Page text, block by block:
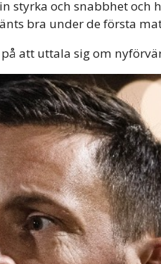
styrka och snabbhet och
bra under de första
att uttala sig om